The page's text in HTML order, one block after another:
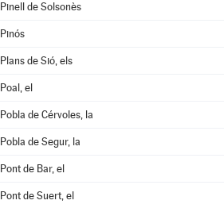
Pinell de Solsonès
Pinós
Plans de Sió, els
Poal, el
Pobla de Cérvoles, la
Pobla de Segur, la
Pont de Bar, el
Pont de Suert, el